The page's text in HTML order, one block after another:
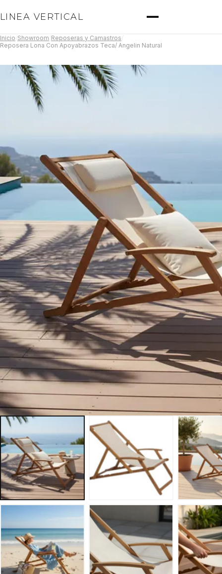
LINEA VERTICAL
Inicio Showroom Reposeras y Camastros
Reposera Lona Con Apoyabrazos Teca/ Angelin Natural